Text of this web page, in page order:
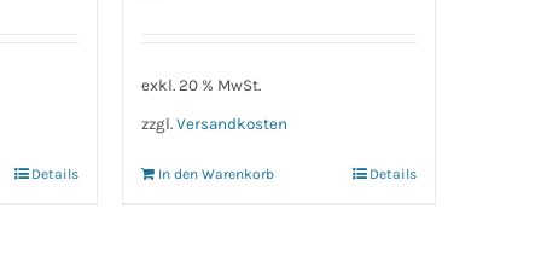
Details
exkl. 20 % MwSt.
zzgl. Versandkosten
In den Warenkorb Details